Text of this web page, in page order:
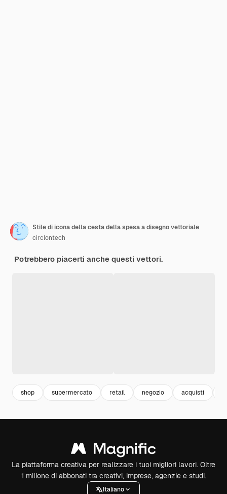
Stile di icona della cesta della spesa a disegno vettoriale
circlontech
Potrebbero piacerti anche questi vettori.
shop supermercato retail negozio acquisti
La piattaforma creativa per realizzare i tuoi migliori lavori. Oltre
1 milione di abbonati tra creativi, imprese, agenzie e studi.
Italiano